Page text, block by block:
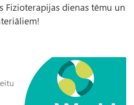
Fizioterapijas dienas tēmu un